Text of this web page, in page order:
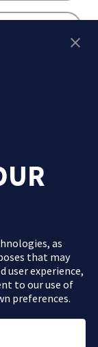
es información
si tienes dudas
as
that may
user experience,
to our use of
preferences.